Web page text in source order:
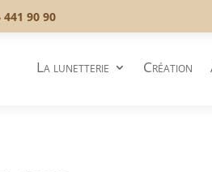
441 90 90
La lunetterie Création